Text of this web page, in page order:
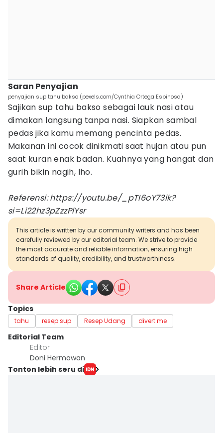
Saran Penyajian
penyajian sup tahu bakso (pexels.com/Cynthia Ortega Espinosa)
Sajikan sup tahu bakso sebagai lauk nasi atau
dimakan langsung tanpa nasi. Siapkan sambal
pedas jika kamu memang pencinta pedas.
Makanan ini cocok dinikmati saat hujan atau pun
saat kuran enak badan. Kuahnya yang hangat dan
gurih bikin nagih, lho.
Referensi: https://youtu.be/_pTI6oY73ik?
si=Li22hz3pZzzPlYsr
This article is written by our community writers and has been
carefully reviewed by our editorial team. We strive to provide
the most accurate and reliable information, ensuring high
standards of quality, credibility, and trustworthiness.
Share Article
Topics
tahu resep sup Resep Udang divert me
Editorial Team
Editor
Doni Hermawan
Tonton lebih seru di